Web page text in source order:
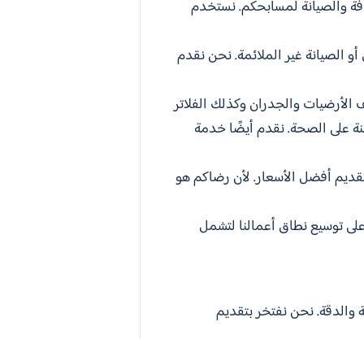
والصيانة لمسابحكم. نستخدم
غير الملائمة. نحن نقدم
والجدران وكذلك الفلاتر
على الصحة. نقدم أيضًا خدمة
أفضل الأسعار. لأن رضاكم هو
توسيع نطاق أعمالنا لتشمل
نحن نفتخر بتقديم